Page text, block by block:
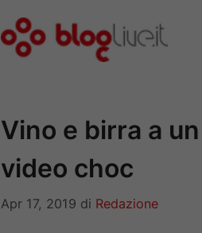
Vino e birra a
video choc
Apr 17, 2019 di Redazione